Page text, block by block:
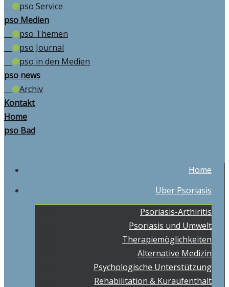
pso Service
pso Medien
pso Themen
pso Journal
pso in den Medien
pso news
Archiv
Kontakt
Home
pso Bad
Home
Über Psoriasis
Psoriasis-Arthiritis
Psoriasis und Umwelt
Therapiemöglichkeiten
Alternative Medizin
Psychologische Unterstützung
Rehabilitation & Kuraufenthalt